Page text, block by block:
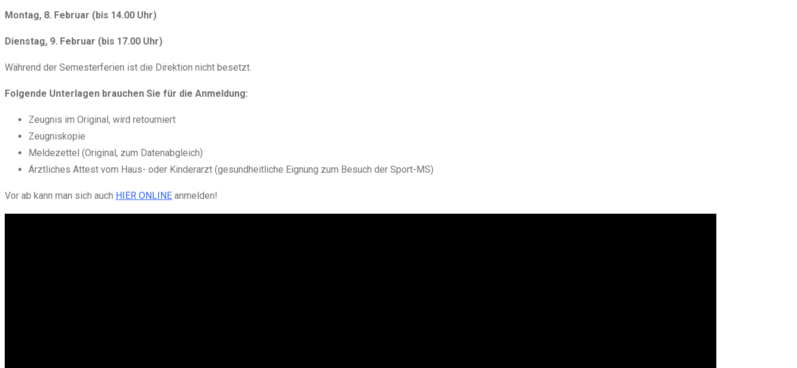
Montag, 8. Februar (bis 14.00 Uhr)
Dienstag, 9. Februar (bis 17.00 Uhr)
Während der Semesterferien ist die Direktion nicht besetzt.
Folgende Unterlagen brauchen Sie für die Anmeldung:
Zeugnis im Original, wird retourniert
Zeugniskopie
Meldezettel (Original, zum Datenabgleich)
Ärztliches Attest vom Haus- oder Kinderarzt (gesundheitliche Eignung zum Besuch der Sport-MS)
Vor ab kann man sich auch HIER ONLINE anmelden!